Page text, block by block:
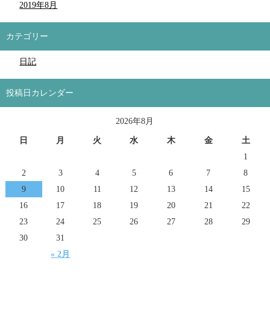
2019年8月
カテゴリー
日記
投稿日カレンダー
2026年8月
日 月 火 水 木 金 土
« 2月
1
2
3 4 5 6 7
8
9
10 11 12 13 14
15
16
17 18 19 20 21
22
23
24 25 26 27 28
29
30
31